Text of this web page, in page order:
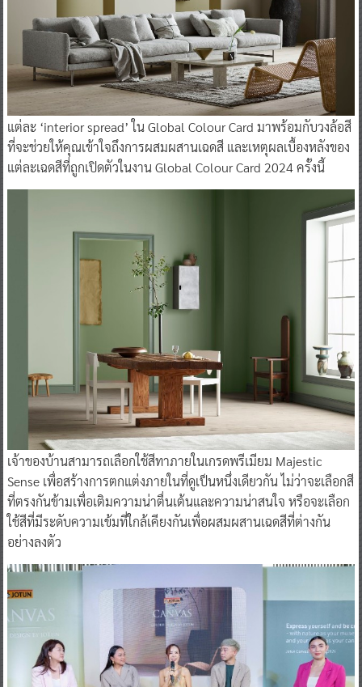
แต่ละ ‘interior spread’ ใน Global Colour Card มาพร้อมกับวงล้อสี
ที่จะช่วยให้คุณเข้าใจถึงการผสมผสานเฉดสี และเหตุผลเบื้องหลังของ
แต่ละเฉดสีที่ถูกเปิดตัวในงาน Global Colour Card 2024 ครั้งนี้
เจ้าของบ้านสามารถเลือกใช้สีทาภายในเกรดพรีเมียม Majestic
Sense เพื่อสร้างการตกแต่งภายในที่ดูเป็นหนึ่งเดียวกัน ไม่ว่าจะเลือกสี
ที่ตรงกันข้ามเพื่อเติมความน่าตื่นเต้นและความน่าสนใจ หรือจะเลือก
ใช้สีที่มีระดับความเข้มที่ใกล้เคียงกันเพื่อผสมผสานเฉดสีที่ต่างกัน
อย่างลงตัว